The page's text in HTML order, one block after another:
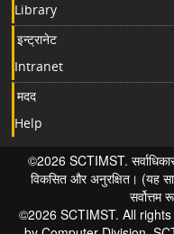
Library
इन्ट्रानेट
Intranet
मदद
Help
©2026 SCTIMST.
विकसित और अनुरक्षित। (यह
©2026 SCTIMST. All